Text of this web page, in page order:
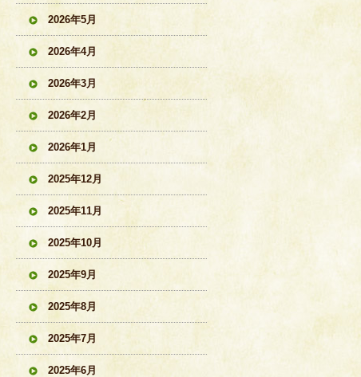
2026年5月
2026年4月
2026年3月
2026年2月
2026年1月
2025年12月
2025年11月
2025年10月
2025年9月
2025年8月
2025年7月
2025年6月